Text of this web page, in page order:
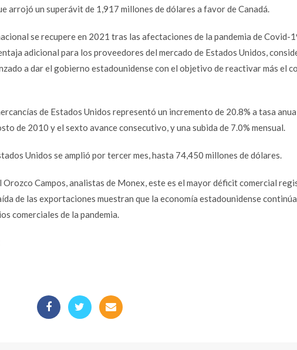
arrojó un superávit de 1,917 millones de dólares a favor de Canadá.
se recupere en 2021 tras las afectaciones de la pandemia de Covid-
adicional para los proveedores del mercado de Estados Unidos,
a dar el gobierno estadounidense con el objetivo de reactivar más el
de Estados Unidos representó un incremento de 20.8% a tasa
de 2010 y el sexto avance consecutivo, y una subida de 7.0% mensual.
Unidos se amplió por tercer mes, hasta 74,450 millones de dólares.
Campos, analistas de Monex, este es el mayor déficit comercial
de las exportaciones muestran que la economía estadounidense continúa
comerciales de la pandemia.